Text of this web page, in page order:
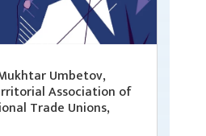
Umbetov,
Association of
Trade Unions,